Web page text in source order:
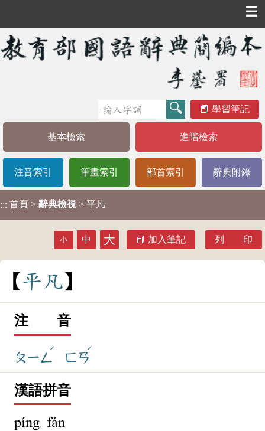
☰
學習筆記
基本檢索 進階檢索
注音索引 筆畫索引 部首索引 辭典附錄
::: 首頁 > 辭典檢視 > 平凡
小 中 大 加入筆記 列 印
平凡
注 音
ㄆㄧㄥ
ˊ
ㄈㄢ
ˊ
漢語拼音
píng fán